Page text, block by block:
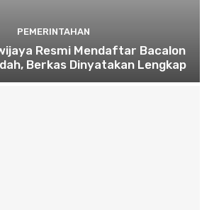
PEMERINTAHAN
Resmi Mendaftar Bacalon
Berkas Dinyatakan Lengkap